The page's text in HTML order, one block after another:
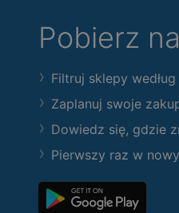
Pobierz
Filtruj sklepy
Zaplanuj swoje
Dowiedz się, gdzie
Pierwszy raz w